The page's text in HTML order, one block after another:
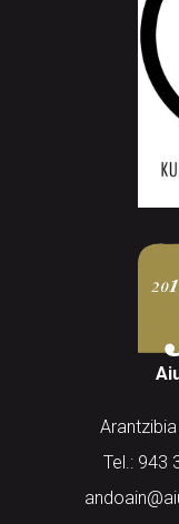
Tel.: 943